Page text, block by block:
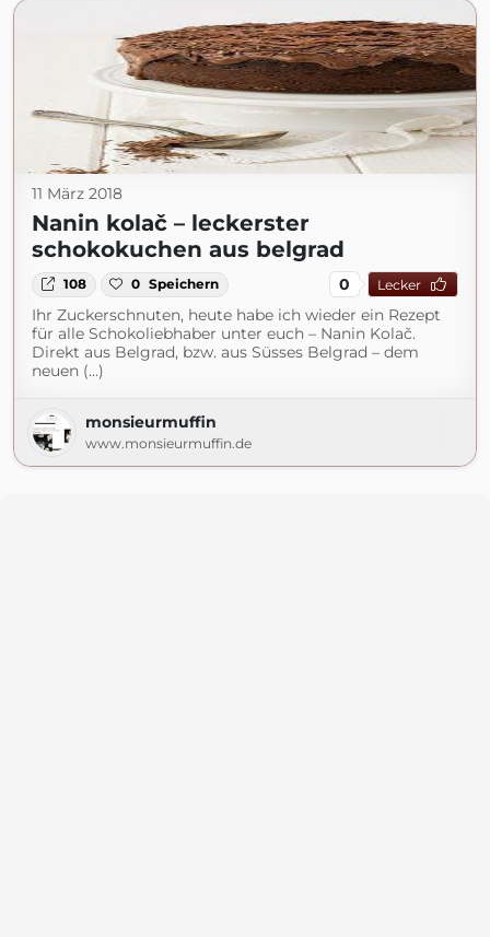
11 März 2018
Nanin kolač – leckerster
schokokuchen aus belgrad
108 0 Speichern 0 Lecker
Ihr Zuckerschnuten, heute habe ich wieder ein Rezept
für alle Schokoliebhaber unter euch – Nanin Kolač.
Direkt aus Belgrad, bzw. aus Süsses Belgrad – dem
neuen (...)
monsieurmuffin
www.monsieurmuffin.de